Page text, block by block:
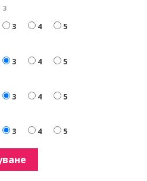
3
3 4
5
3 4
5
3 4
5
3 4 5